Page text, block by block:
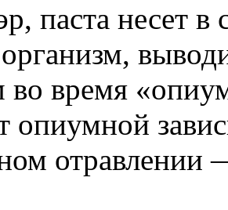
паста несет в
во время
опиумной